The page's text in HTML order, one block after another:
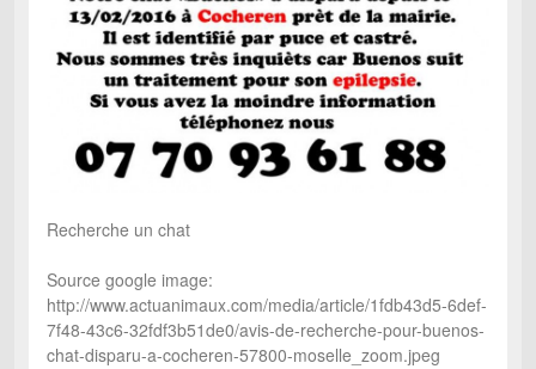
Recherche un chat
Source google image:
http://www.actuanimaux.com/media/article/1fdb43d5-6def-
7f48-43c6-32fdf3b51de0/avis-de-recherche-pour-buenos-
chat-disparu-a-cocheren-57800-moselle_zoom.jpeg